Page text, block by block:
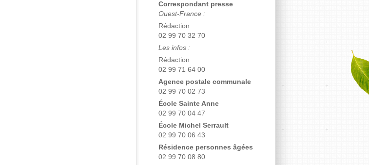
Correspondant presse
Ouest-France :
Rédaction
02 99 70 32 70
Les infos :
Rédaction
02 99 71 64 00
Agence postale communale
02 99 70 02 73
École Sainte Anne
02 99 70 04 47
École Michel Serrault
02 99 70 06 43
Résidence personnes âgées
02 99 70 08 80